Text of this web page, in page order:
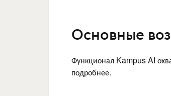
Основные
Функционал Kampus AI
подробнее.